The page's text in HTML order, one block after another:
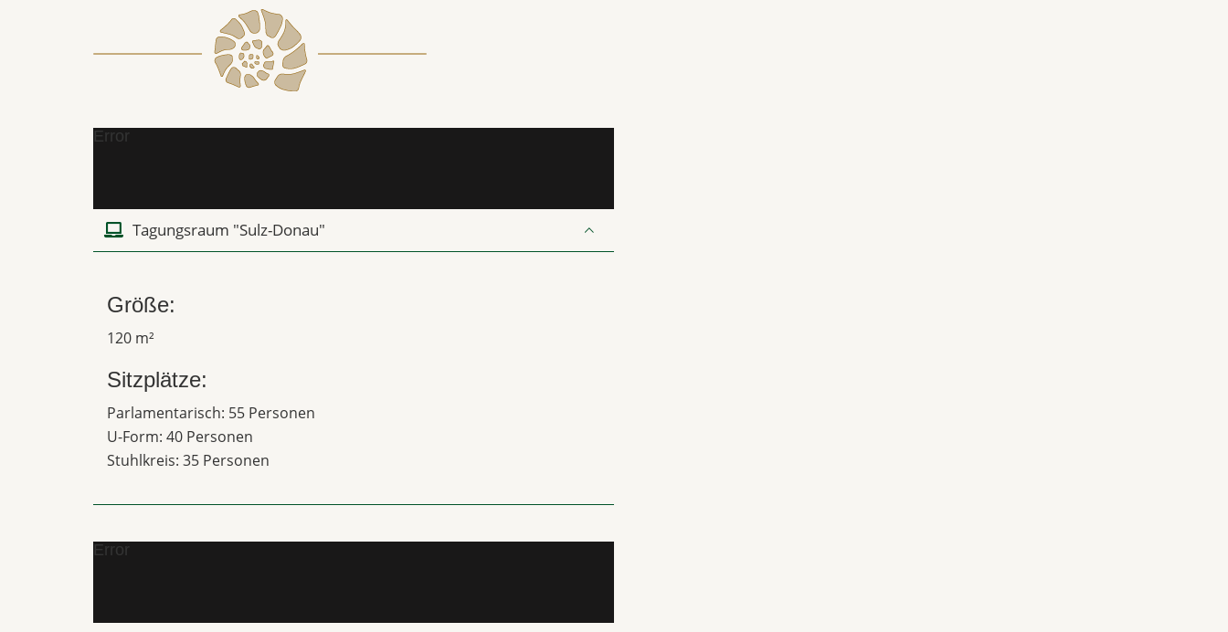
Error
Tagungsraum "Sulz-Donau"
Größe:
120 m²
Sitzplätze:
Parlamentarisch: 55 Personen
U-Form: 40 Personen
Stuhlkreis: 35 Personen
Error